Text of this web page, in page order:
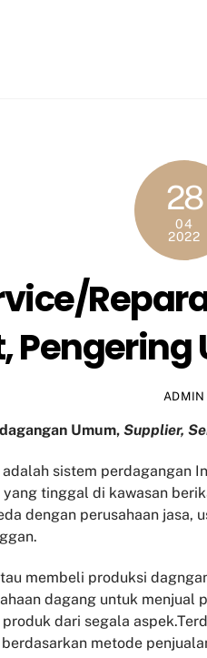
28
04
2022
ADMIN
Umum, Supplier,
sistem perdagangan
tinggal di kawasan
dengan perusahaan
membeli produksi
dagang untuk menjual
dari segala
metode